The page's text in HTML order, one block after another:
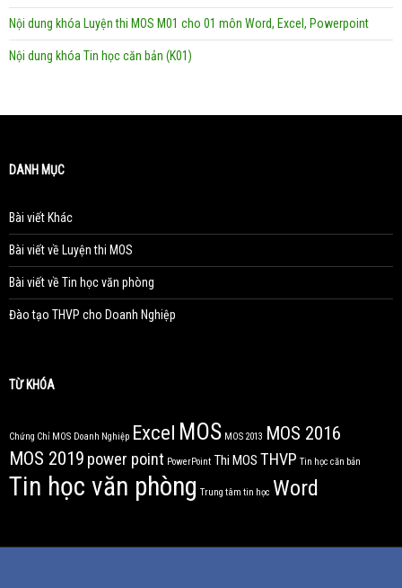
Nội dung khóa Luyện thi MOS M01 cho 01 môn Word, Excel, Powerpoint
Nội dung khóa Tin học căn bản (K01)
DANH MỤC
Bài viết Khác
Bài viết về Luyện thi MOS
Bài viết về Tin học văn phòng
Đào tạo THVP cho Doanh Nghiệp
TỪ KHÓA
Chứng Chỉ MOS Doanh Nghiệp Excel MOS MOS 2013 MOS 2016
MOS 2019 power point PowerPoint Thi MOS THVP Tin học căn bản
Tin học văn phòng Trung tâm tin học Word